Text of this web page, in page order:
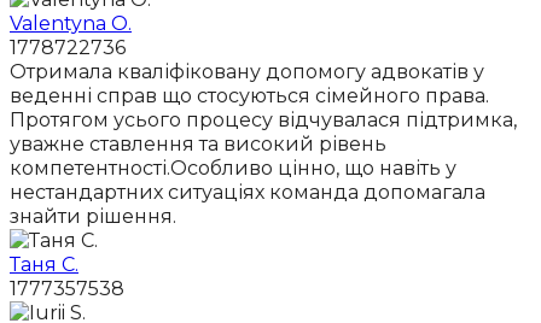
Valentyna O.
1778722736
Отримала кваліфіковану допомогу адвокатів у
веденні справ що стосуються сімейного права.
Протягом усього процесу відчувалася підтримка,
уважне ставлення та високий рівень
компетентності.Особливо цінно, що навіть у
нестандартних ситуаціях команда допомагала
знайти рішення.
Таня С.
1777357538